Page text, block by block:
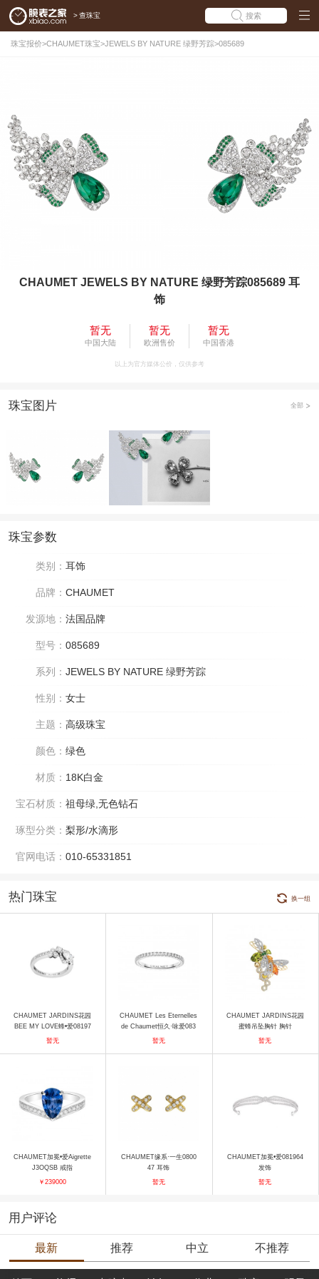
> 查珠宝 搜索
珠宝报价>CHAUMET珠宝>JEWELS BY NATURE 绿野芳踪>085689
CHAUMET JEWELS BY NATURE 绿野芳踪085689 耳
饰
暂无
中国大陆
暂无
欧洲售价
暂无
中国香港
以上为官方媒体公价，仅供参考
珠宝图片 全部
珠宝参数
类别： 耳饰
品牌： CHAUMET
发源地： 法国品牌
型号： 085689
系列： JEWELS BY NATURE 绿野芳踪
性别： 女士
主题： 高级珠宝
颜色： 绿色
材质： 18K白金
宝石材质： 祖母绿,无色钻石
琢型分类： 梨形/水滴形
官网电话： 010-65331851
热门珠宝 换一组
CHAUMET JARDINS花园
BEE MY LOVE蜂•爱08197
9 戒指
暂无
CHAUMET Les Eternelles
de Chaumet恒久·咏爱083
278 戒指
暂无
CHAUMET JARDINS花园
蜜蜂吊坠胸针 胸针
暂无
CHAUMET加冕•爱Aigrette
J3OQSB 戒指
￥239000
CHAUMET缘系·一生0800
47 耳饰
暂无
CHAUMET加冕•爱081964
发饰
暂无
用户评论
最新 推荐 中立 不推荐